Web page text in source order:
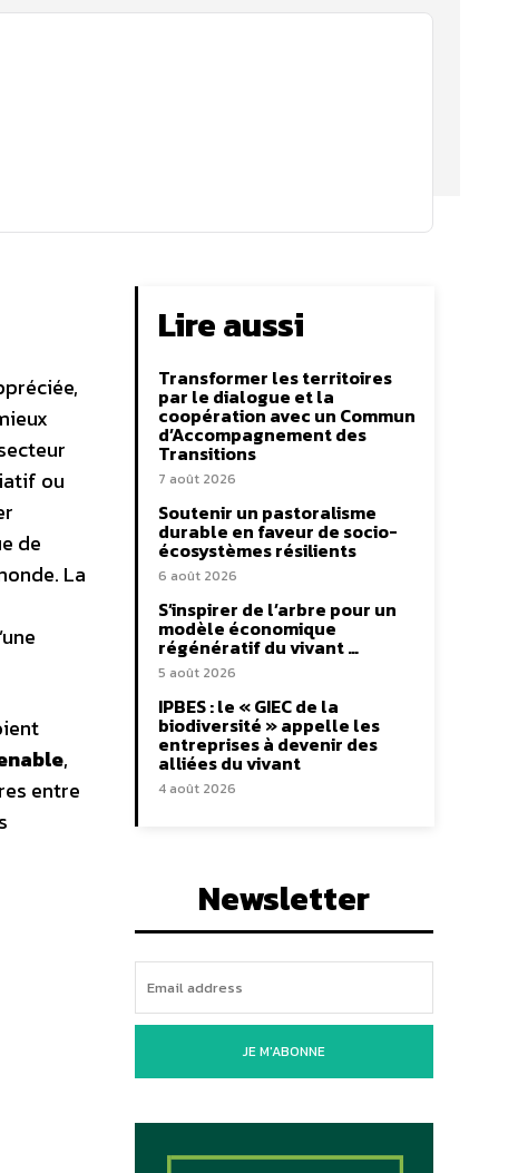
ou
de
La
,
entre
Lire aussi
Transformer les territoires
par le dialogue et la
coopération avec un Commun
d’Accompagnement des
Transitions
7 août 2026
Soutenir un pastoralisme
durable en faveur de socio-
écosystèmes résilients
6 août 2026
S’inspirer de l’arbre pour un
modèle économique
régénératif du vivant …
5 août 2026
IPBES : le « GIEC de la
biodiversité » appelle les
entreprises à devenir des
alliées du vivant
4 août 2026
Newsletter
JE M'ABONNE